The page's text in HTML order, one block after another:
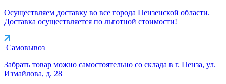
Осуществляем доставку во все города Пензенской области.
Доставка осуществляется по льготной стоимости!
Самовывоз
Забрать товар можно самостоятельно со склада в г. Пенза, ул.
Измайлова, д. 28